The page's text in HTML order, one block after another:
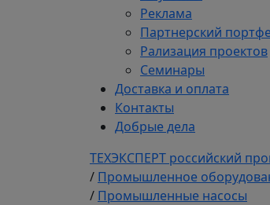
Реклама
Партнерский
Рализация проектов
Семинары
Доставка и оплата
Контакты
Добрые дела
ТЕХЭКСПЕРТ российский
/ Промышленное
/ Промышленные насосы